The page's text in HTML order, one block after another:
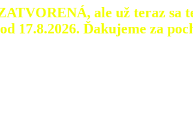
ale už teraz sa
17.8.2026. Ďakujeme za